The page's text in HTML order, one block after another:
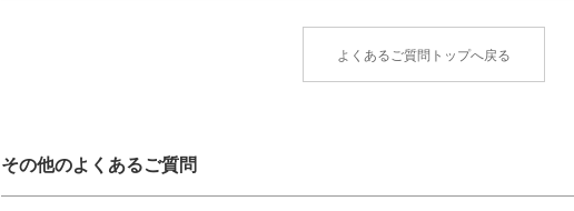
よくあるご質問トップへ戻る
その他のよくあるご質問